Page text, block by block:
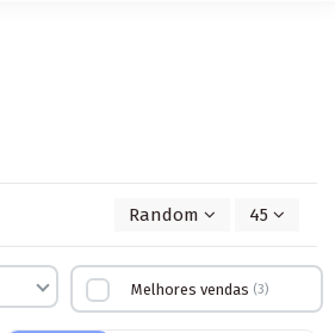
Random 45
Melhores vendas 3